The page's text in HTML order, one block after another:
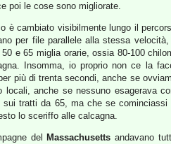
poi le cose sono migliorate.
è cambiato visibilmente lungo il
per file parallele alla stessa
e 65 miglia orarie, ossia 80-100
Insomma, io proprio non ce la
più di trenta secondi, anche se
locali, anche se nessuno esagerava
sui tratti da 65, ma che se
lo sceriffo alle calcagna.
del Massachusetts andavano